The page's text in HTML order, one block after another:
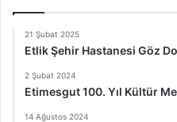
21 Şubat 2025
Etlik Şehir Hastanesi Göz
2 Şubat 2024
Etimesgut 100. Yıl Kültür
14 Ağustos 2024